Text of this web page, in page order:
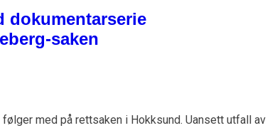
med på rettsaken i Hokksund. Uansett utfall av